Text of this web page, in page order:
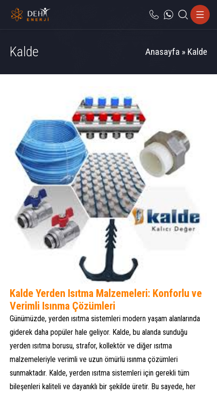
Kalde Anasayfa » Kalde
Kalde Yerden Isıtma Malzemeleri: Konforlu ve
Verimli Isınma Çözümleri
Günümüzde, yerden ısıtma sistemleri modern yaşam alanlarında
giderek daha popüler hale geliyor. Kalde, bu alanda sunduğu
yerden ısıtma borusu, strafor, kollektör ve diğer ısıtma
malzemeleriyle verimli ve uzun ömürlü ısınma çözümleri
sunmaktadır. Kalde, yerden ısıtma sistemleri için gerekli tüm
bileşenleri kaliteli ve dayanıklı bir şekilde üretir. Bu sayede, her